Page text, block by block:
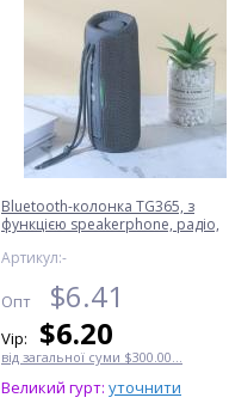
Bluetooth-колонка TG365, з
функцією speakerphone, радіо,
Артикул:-
Опт $6.41
Vip: $6.20
від загальної суми $300.00...
Великий гурт: уточнити